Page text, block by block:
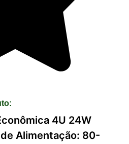
4U 24W
Alimentação: 80-